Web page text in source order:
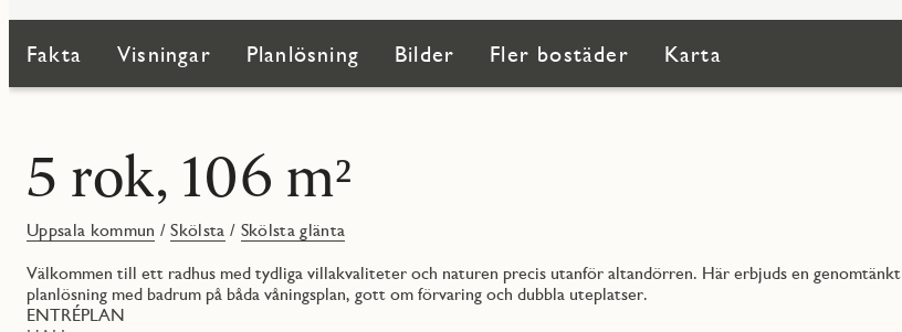
Fakta Visningar Planlösning Bilder Fler bostäder Karta
5 rok, 106 m²
Uppsala kommun /Skölsta / Skölsta glänta
Välkommen till ett radhus med tydliga villakvaliteter och naturen precis utanför altandörren. Här erbjuds en genomtänkt
planlösning med badrum på båda våningsplan, gott om förvaring och dubbla uteplatser.
ENTRÉPLAN